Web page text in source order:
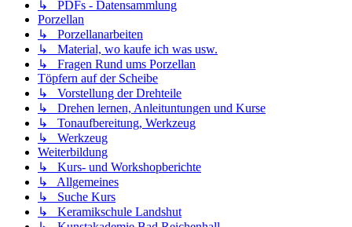
↳ PDFs - Datensammlung
Porzellan
↳ Porzellanarbeiten
↳ Material, wo kaufe ich was usw.
↳ Fragen Rund ums Porzellan
Töpfern auf der Scheibe
↳ Vorstellung der Drehteile
↳ Drehen lernen, Anleituntungen und Kurse
↳ Tonaufbereitung, Werkzeug
↳ Werkzeug
Weiterbildung
↳ Kurs- und Workshopberichte
↳ Allgemeines
↳ Suche Kurs
↳ Keramikschule Landshut